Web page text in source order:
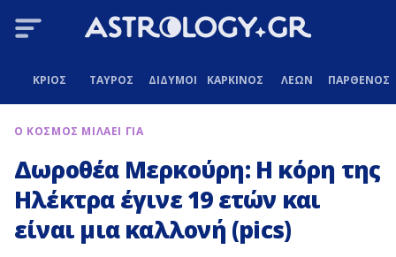
ΚΡΙΟΣ ΤΑΥΡΟΣ ΔΙΔΥΜΟΙ ΚΑΡΚΙΝΟΣ ΛΕΩΝ ΠΑΡΘΕΝΟΣ
Ο ΚΟΣΜΟΣ ΜΙΛΑΕΙ ΓΙΑ
Δωροθέα Μερκούρη: Η κόρη της
Ηλέκτρα έγινε 19 ετών και
είναι μια καλλονή (pics)